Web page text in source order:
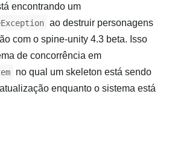
encontrando um
ao destruir personagens
com o spine-unity 4.3 beta. Isso
de concorrência em
no qual um skeleton está sendo
enquanto o sistema está